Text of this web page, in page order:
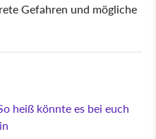
Gefahren und mögliche
heiß könnte es bei euch